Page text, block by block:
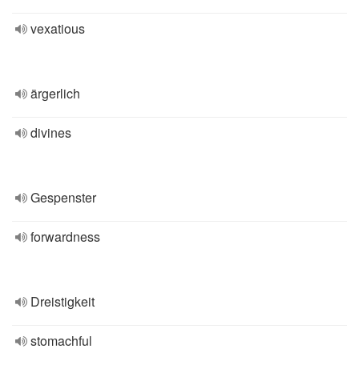
vexatious
ärgerlich
divines
Gespenster
forwardness
Dreistigkeit
stomachful